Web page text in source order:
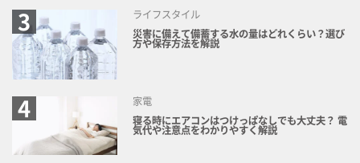
ライフスタイル
災害に備えて備蓄する水の量はどれくらい？選び
方や保存方法を解説
家電
寝る時にエアコンはつけっぱなしでも大丈夫？ 電
気代や注意点をわかりやすく解説